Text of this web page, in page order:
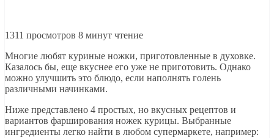
1311 просмотров 8 минут чтение
Многие любят куриные ножки, приготовленные в духовке.
Казалось бы, еще вкуснее его уже не приготовить. Однако
можно улучшить это блюдо, если наполнять голень
различными начинками.
Ниже представлено 4 простых, но вкусных рецептов и
вариантов фарширования ножек курицы. Выбранные
ингредиенты легко найти в любом супермаркете, например: